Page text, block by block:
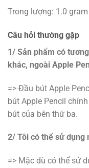
Trong lượng: 1.0 gram
Câu hỏi thường gặp
1/ Sản phẩm có
khác, ngoài Apple
=> Đầu bút Apple
bút Apple Pencil
bút của bên thứ ba.
2/ Tôi có thể sử dụng
=> Mặc dù có thể sử